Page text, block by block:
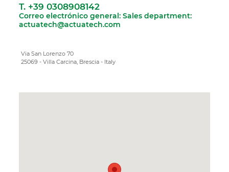
T. +39 0308908142
Correo electrónico general:Sales department:
actuatech@actuatech.com
Via San Lorenzo 70
25069 - Villa Carcina, Brescia - Italy